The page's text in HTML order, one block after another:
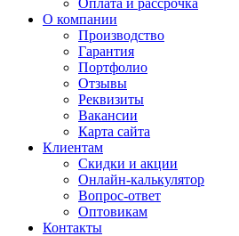
Оплата и рассрочка
О компании
Производство
Гарантия
Портфолио
Отзывы
Реквизиты
Вакансии
Карта сайта
Клиентам
Скидки и акции
Онлайн-калькулятор
Вопрос-ответ
Оптовикам
Контакты